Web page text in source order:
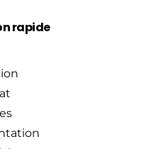
rapide